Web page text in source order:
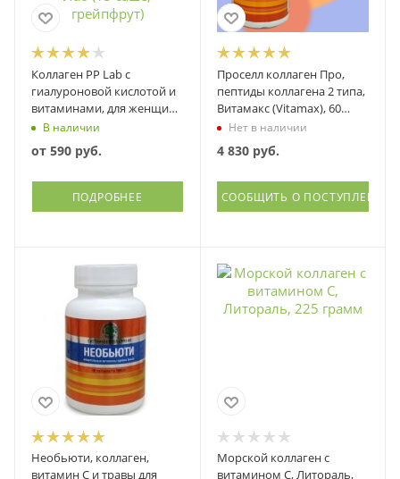
Коллаген PP Lab с
гиалуроновой кислотой и
витаминами, для женщин
и мужчин,
гидролизованный, ПП Лаб
В наличии
от 590 руб.
ПОДРОБНЕЕ
Проселл коллаген Про,
пептиды коллагена 2 типа,
Витамакс (Vitamax), 60
капсул
Нет в наличии
4 830руб.
СООБЩИТЬ О ПОСТУПЛЕНИИ
Необьюти, коллаген,
витамин С и травы для
Морской коллаген с
витамином С, Литораль,